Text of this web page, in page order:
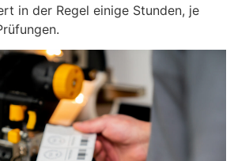
in der Regel einige Stunden, je